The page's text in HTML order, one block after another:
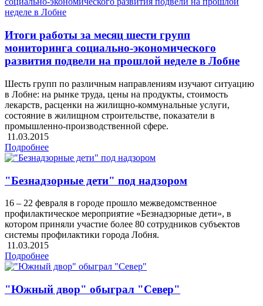
Итоги работы за месяц шести групп
мониторинга социально-экономического
развития подвели на прошлой неделе в Лобне
Шесть групп по различным направлениям изучают ситуацию
в Лобне: на рынке труда, цены на продукты, стоимость
лекарств, расценки на жилищно-коммунальные услуги,
состояние в жилищном строительстве, показатели в
промышленно-производственной сфере.
11.03.2015
Подробнее
"Безнадзорные дети" под надзором
16 – 22 февраля в городе прошло межведомственное
профилактическое мероприятие «Безнадзорные дети», в
котором приняли участие более 80 сотрудников субъектов
системы профилактики города Лобня.
11.03.2015
Подробнее
"Южный двор" обыграл "Север"